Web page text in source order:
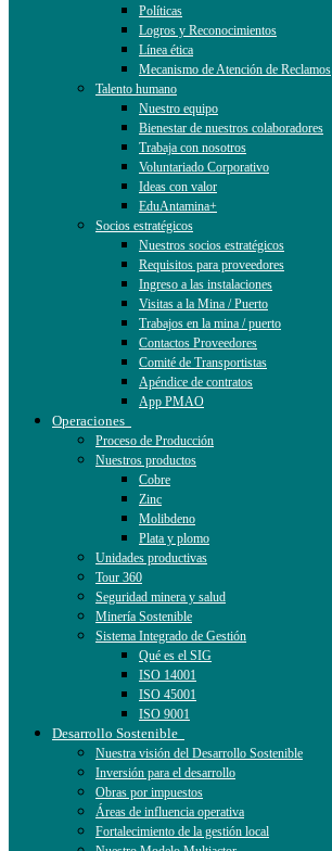
Políticas
Logros y Reconocimientos
Línea ética
Mecanismo de Atención de Reclamos
Talento humano
Nuestro equipo
Bienestar de nuestros colaboradores
Trabaja con nosotros
Voluntariado Corporativo
Ideas con valor
EduAntamina+
Socios estratégicos
Nuestros socios estratégicos
Requisitos para proveedores
Ingreso a las instalaciones
Visitas a la Mina / Puerto
Trabajos en la mina / puerto
Contactos Proveedores
Comité de Transportistas
Apéndice de contratos
App PMAO
Operaciones
Proceso de Producción
Nuestros productos
Cobre
Zinc
Molibdeno
Plata y plomo
Unidades productivas
Tour 360
Seguridad minera y salud
Minería Sostenible
Sistema Integrado de Gestión
Qué es el SIG
ISO 14001
ISO 45001
ISO 9001
Desarrollo Sostenible
Nuestra visión del Desarrollo Sostenible
Inversión para el desarrollo
Obras por impuestos
Áreas de influencia operativa
Fortalecimiento de la gestión local